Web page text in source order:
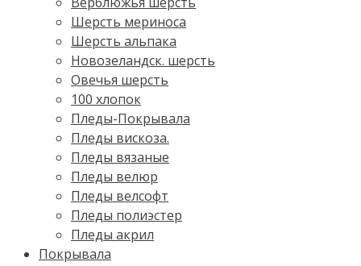
Шерсть мериноса
Шерсть альпака
Новозеландск. шерсть
Овечья шерсть
100 хлопок
Пледы-Покрывала
Пледы вискоза.
Пледы вязаные
Пледы велюр
Пледы велсофт
Пледы полиэстер
Пледы акрил
Покрывала